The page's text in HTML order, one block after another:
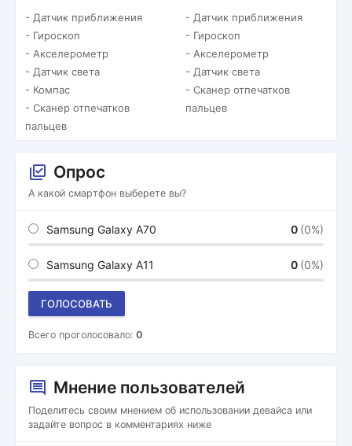
- Датчик приближения
- Гироскоп
- Акселерометр
- Датчик света
- Компас
- Сканер отпечатков
пальцев
- Датчик приближения
- Гироскоп
- Акселерометр
- Датчик света
- Сканер отпечатков
пальцев
Опрос
А какой смартфон выберете вы?
Samsung Galaxy A70 0 (0%)
Samsung Galaxy A11 0 (0%)
ГОЛОСОВАТЬ
Всего проголосовало: 0
Мнение пользователей
Поделитесь своим мнением об использовании девайса или
задайте вопрос в комментариях ниже